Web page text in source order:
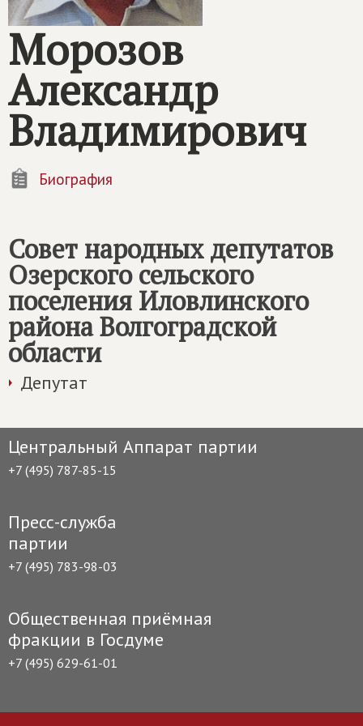
Морозов
Александр
Владимирович
Биография
Совет народных депутатов
Озерского сельского
поселения Иловлинского
района Волгоградской
области
Депутат
Центральный Аппарат партии
+7 (495) 787-85-15
Пресс-служба
партии
+7 (495) 783-98-03
Общественная приёмная
фракции в Госдуме
+7 (495) 629-61-01